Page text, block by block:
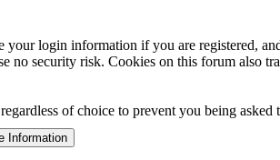
your login information if you are registered,
no security risk. Cookies on this forum also
of choice to prevent you being